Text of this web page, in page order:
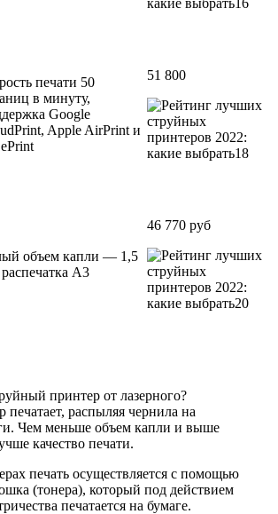
печати 50
в минуту,
Google
Apple AirPrint и
51 800
объем капли — 1,5
А3
46 770 руб
принтер от лазерного?
распыляя чернила на
Чем меньше объем капли и выше
качество печати.
печать осуществляется с помощью
(тонера), который под действием
печатается на бумаге.